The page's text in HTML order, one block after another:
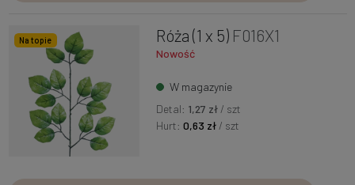
Na topie Róża (1 x 5) F016X1
Nowość
W magazynie
Detal: 1,27 zł / szt
Hurt:0,63 zł / szt